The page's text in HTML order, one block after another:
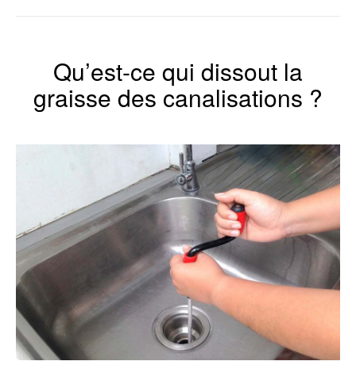
Qu’est-ce qui dissout la
graisse des canalisations ?